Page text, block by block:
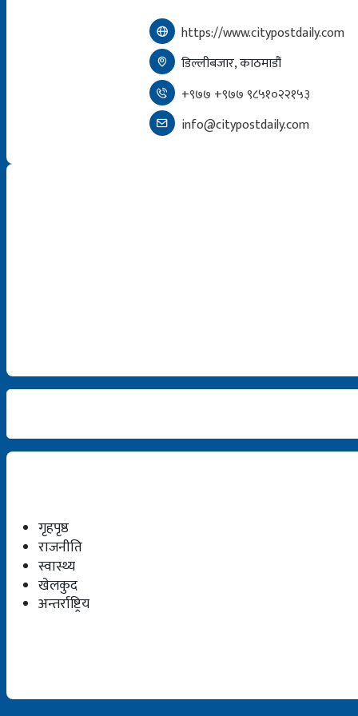
https://www.citypostdaily.com
डिल्लीबजार, काठमाडौं
+९७७ +९७७ ९८५१०२२१५३
info@citypostdaily.com
गृहपृष्ठ
राजनीति
स्वास्थ्य
खेलकुद
अन्तर्राष्ट्रिय